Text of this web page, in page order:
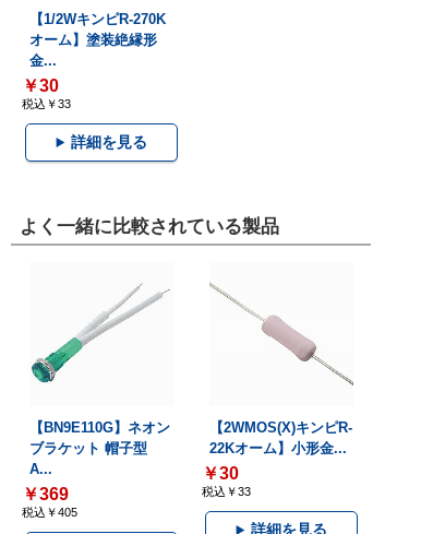
【1/2WキンピR-270K
オーム】塗装絶縁形
金...
￥30
税込￥33
詳細を見る
よく一緒に比較されている製品
【BN9E110G】ネオン
ブラケット 帽子型
A...
￥369
税込￥405
【2WMOS(X)キンピR-
22Kオーム】小形金...
￥30
税込￥33
詳細を見る